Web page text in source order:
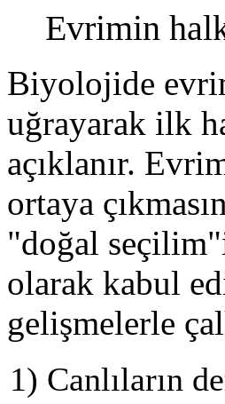
Evrimin
Biyolojide
uğrayarak ilk
açıklanır.
ortaya
"doğal
olarak kabul
gelişmelerle
1) Canlıların